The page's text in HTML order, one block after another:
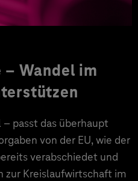
– Wandel im
passt das überhaupt
von der EU, wie der
verabschiedet und
zur Kreislaufwirtschaft im